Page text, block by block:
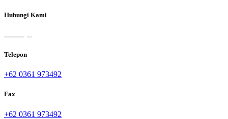
Hubungi Kami
Telepon
+62 0361 973492
Fax
+62 0361 973492